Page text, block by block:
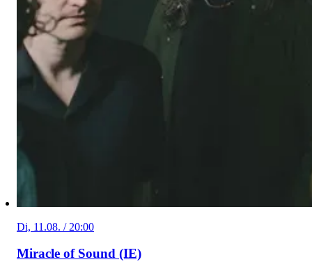
Di, 11.08. / 20:00
Miracle of Sound (IE)